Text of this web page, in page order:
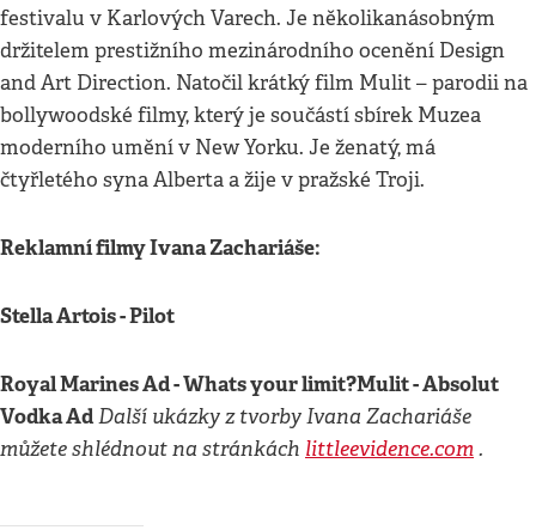
festivalu v Karlových Varech. Je několikanásobným
držitelem prestižního mezinárodního ocenění Design
and Art Direction. Natočil krátký film Mulit – parodii na
bollywoodské filmy, který je součástí sbírek Muzea
moderního umění v New Yorku. Je ženatý, má
čtyřletého syna Alberta a žije v pražské Troji.
Reklamní filmy Ivana Zachariáše:
Stella Artois - Pilot
Royal Marines Ad - Whats your limit?Mulit - Absolut
Vodka AdDalší ukázky z tvorby Ivana Zachariáše
můžete shlédnout na stránkách littleevidence.com.